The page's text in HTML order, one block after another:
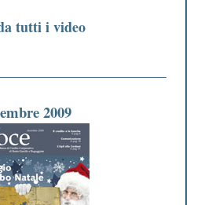
tutti i video
2009